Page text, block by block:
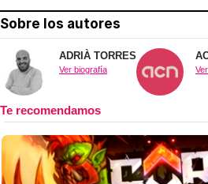
Sobre los autores
ADRIÀ TORRES
Ver biografía